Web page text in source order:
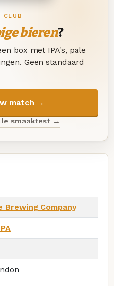
CLUB
bieren?
box met IPA's, pale
Geen standaard
match →
smaaktest →
Brewing Company